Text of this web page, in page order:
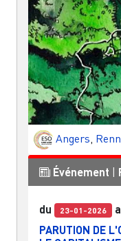
Angers,
Événement
du 23-01-2026
PARUTION DE